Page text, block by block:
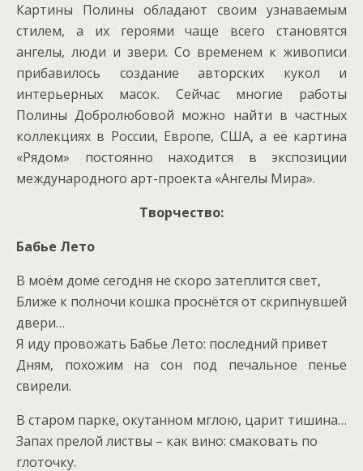
Картины Полины обладают своим узнаваемым
стилем, а их героями чаще всего становятся
ангелы, люди и звери. Со временем к живописи
прибавилось создание авторских кукол и
интерьерных масок. Сейчас многие работы
Полины Добролюбовой можно найти в частных
коллекциях в России, Европе, США, а её картина
«Рядом» постоянно находится в экспозиции
международного арт-проекта «Ангелы Мира».
Творчество:
Бабье Лето
В моём доме сегодня не скоро затеплится свет,
Ближе к полночи кошка проснётся от скрипнувшей
двери…
Я иду провожать Бабье Лето: последний привет
Дням, похожим на сон под печальное пенье
свирели.
В старом парке, окутанном мглою, царит тишина…
Запах прелой листвы – как вино: смаковать по
глоточку.